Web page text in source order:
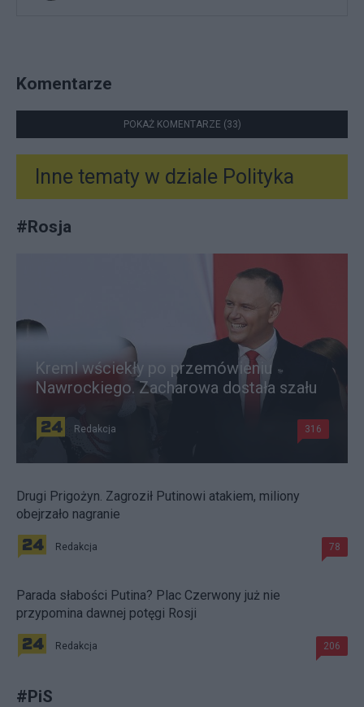
Komentarze
POKAŻ KOMENTARZE (33)
Inne tematy w dziale Polityka
#Rosja
Kreml wściekły po przemówieniu
Nawrockiego. Zacharowa dostała szału
Redakcja 316
Drugi Prigożyn. Zagroził Putinowi atakiem, miliony
obejrzało nagranie
Redakcja 78
Parada słabości Putina? Plac Czerwony już nie
przypomina dawnej potęgi Rosji
Redakcja 206
#PiS